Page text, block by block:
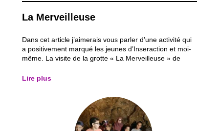
La Merveilleuse
Dans cet article j’aimerais vous parler d’une activité qui
a positivement marqué les jeunes d’Inseraction et moi-
même. La visite de la grotte « La Merveilleuse » de
castors et grands était assez conséquent, ce fut une
Lire plus